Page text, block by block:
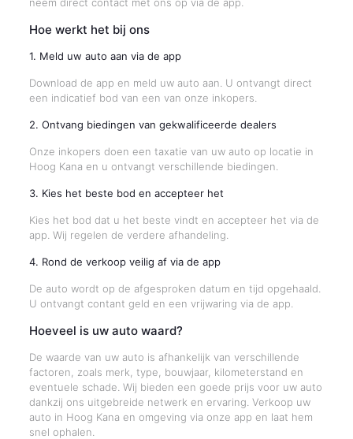
Hoe werkt het bij ons
1. Meld uw auto aan via de app
Download de app en meld uw auto aan. U ontvangt direct
een indicatief bod van een van onze inkopers.
2. Ontvang biedingen van gekwalificeerde dealers
Onze inkopers doen een taxatie van uw auto op locatie in
Hoog Kana en u ontvangt verschillende biedingen.
3. Kies het beste bod en accepteer het
Kies het bod dat u het beste vindt en accepteer het via de
app. Wij regelen de verdere afhandeling.
4. Rond de verkoop veilig af via de app
De auto wordt op de afgesproken datum en tijd opgehaald.
U ontvangt contant geld en een vrijwaring via de app.
Hoeveel is uw auto waard?
De waarde van uw auto is afhankelijk van verschillende
factoren, zoals merk, type, bouwjaar, kilometerstand en
eventuele schade. Wij bieden een goede prijs voor uw auto
dankzij ons uitgebreide netwerk en ervaring. Verkoop uw
auto in Hoog Kana en omgeving via onze app en laat hem
snel ophalen.